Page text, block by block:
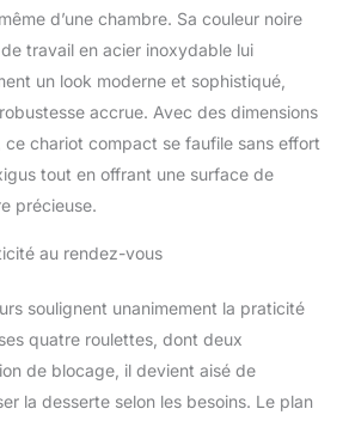
DÉPLACER] : Équipé de 4
roulettes pivotantes,
dont 2 avec freins, ce
chariot de cuisine à
roulettes se déplace
aisément entre cuisine,
buanderie ou chambre –
parfait comme meuble
[STRUCTURE ROBUSTE
Conçu en MDF laqué
blanc avec plan de travail
acier inoxydable, ce
meuble de rangement
d’une chambre. Sa couleur noire
travail en acier inoxydable lui
un look moderne et sophistiqué,
accrue. Avec des dimensions
chariot compact se faufile sans effort
tout en offrant une surface de
précieuse.
au rendez-vous
soulignent unanimement la praticité
quatre roulettes, dont deux
de blocage, il devient aisé de
la desserte selon les besoins. Le plan